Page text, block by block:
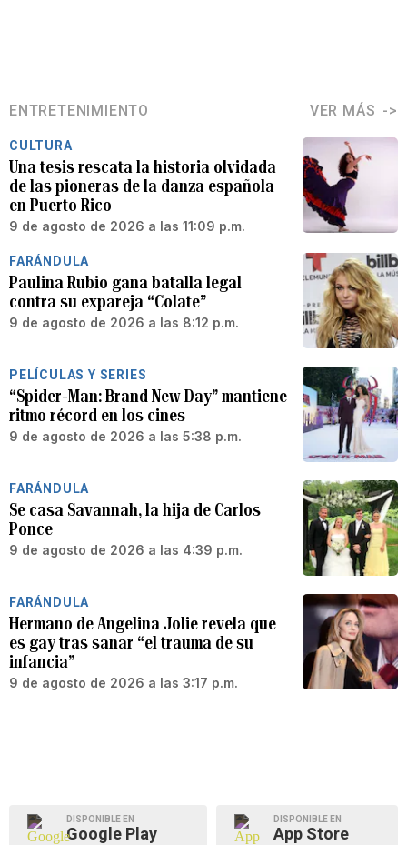
ENTRETENIMIENTO VER MÁS
CULTURA
Una tesis rescata la historia olvidada
de las pioneras de la danza española
en Puerto Rico
9 de agosto de 2026 a las 11:09 p.m.
FARÁNDULA
Paulina Rubio gana batalla legal
contra su expareja “Colate”
9 de agosto de 2026 a las 8:12 p.m.
PELÍCULAS Y SERIES
“Spider-Man: Brand New Day” mantiene
ritmo récord en los cines
9 de agosto de 2026 a las 5:38 p.m.
FARÁNDULA
Se casa Savannah, la hija de Carlos
Ponce
9 de agosto de 2026 a las 4:39 p.m.
FARÁNDULA
Hermano de Angelina Jolie revela que
es gay tras sanar “el trauma de su
infancia”
9 de agosto de 2026 a las 3:17 p.m.
DISPONIBLE EN
Google Play
DISPONIBLE EN
App Store